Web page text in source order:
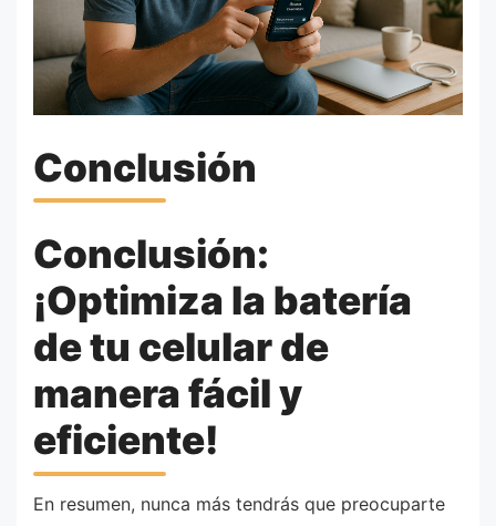
Conclusión
Conclusión:
¡Optimiza la batería
de tu celular de
manera fácil y
eficiente!
En resumen, nunca más tendrás que preocuparte